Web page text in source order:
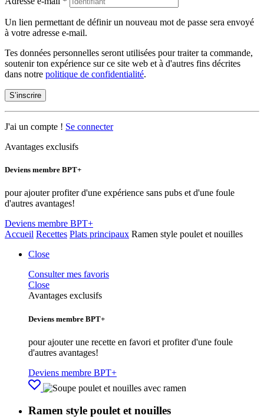
Un lien permettant de définir un nouveau mot de passe sera envoyé
à votre adresse e-mail.
Tes données personnelles seront utilisées pour traiter ta commande,
soutenir ton expérience sur ce site web et à d'autres fins décrites
dans notre politique de confidentialité.
S’inscrire
J'ai un compte ! Se connecter
Avantages exclusifs
Deviens membre BPT+
pour ajouter profiter d'une expérience sans pubs et d'une foule
d'autres avantages!
Deviens membre BPT+
Accueil Recettes Plats principaux Ramen style poulet et nouilles
Close
Consulter mes favoris
Close
Avantages exclusifs
Deviens membre BPT+
pour ajouter une recette en favori et profiter d'une foule
d'autres avantages!
Deviens membre BPT+
Ramen style poulet et nouilles